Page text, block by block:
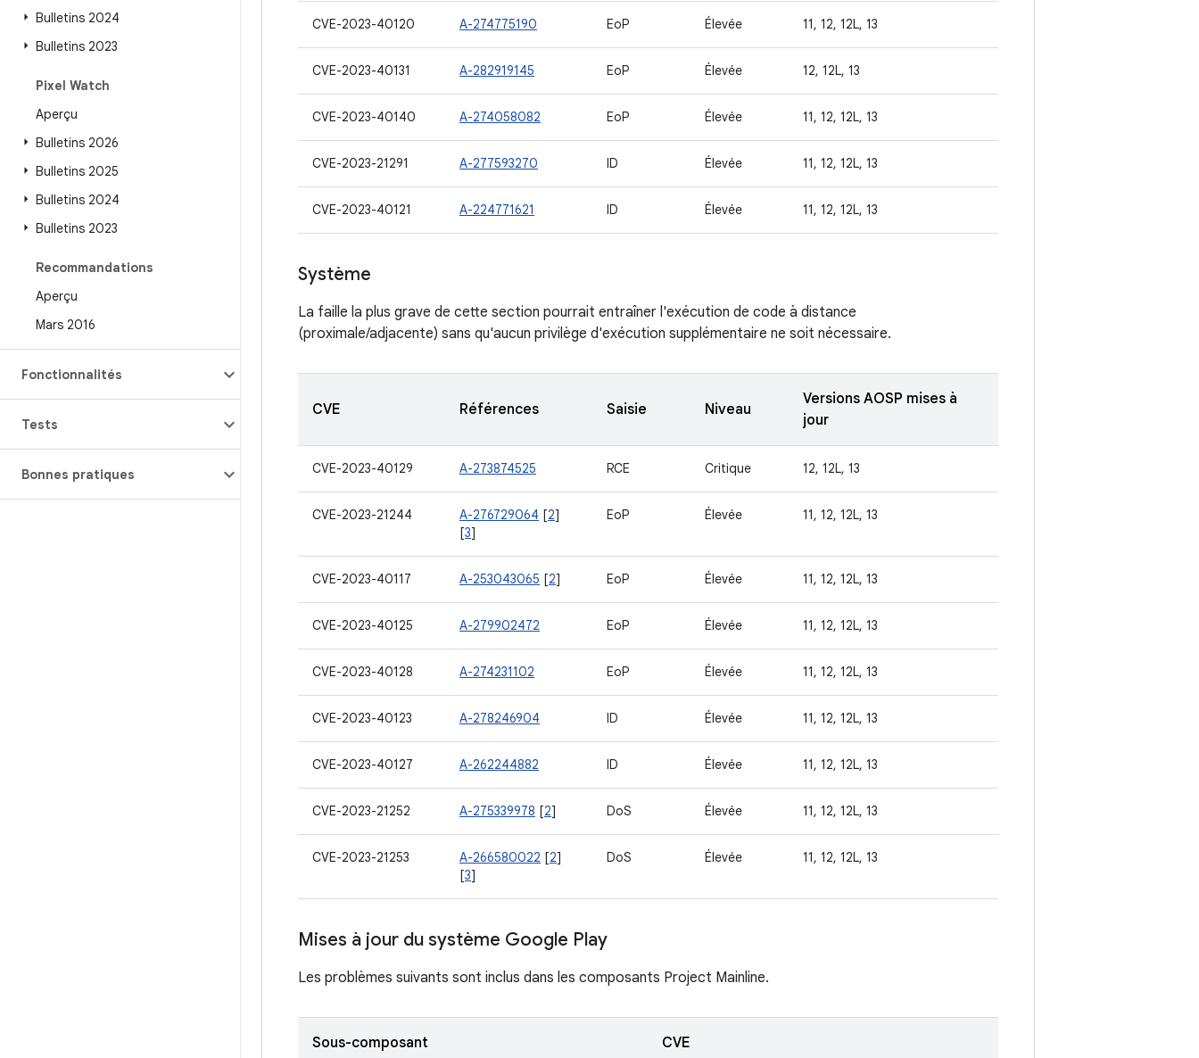
Bulletins 2024
Bulletins 2023
Pixel Watch
Aperçu
Bulletins 2026
Bulletins 2025
Bulletins 2024
Bulletins 2023
Recommandations
Aperçu
Mars 2016
Fonctionnalités
Tests
Bonnes pratiques
CVE-2023-40120 A-274775190 EoP Élevée 11, 12, 12L, 13
CVE-2023-40131 A-282919145 EoP Élevée 12, 12L, 13
CVE-2023-40140 A-274058082 EoP Élevée 11, 12, 12L, 13
CVE-2023-21291 A-277593270 ID Élevée 11, 12, 12L, 13
CVE-2023-40121 A-224771621 ID Élevée 11, 12, 12L, 13
Système
La faille la plus grave de cette section pourrait entraîner l'exécution de code à distance
(proximale/adjacente) sans qu'aucun privilège d'exécution supplémentaire ne soit nécessaire.
CVE Références Saisie Niveau
Versions AOSP mises à
jour
CVE-2023-40129 A-273874525 RCE Critique 12, 12L, 13
CVE-2023-21244 A-276729064 [2]
[3]
EoP Élevée 11, 12, 12L, 13
CVE-2023-40117 A-253043065 [2] EoP Élevée 11, 12, 12L, 13
CVE-2023-40125 A-279902472 EoP Élevée 11, 12, 12L, 13
CVE-2023-40128 A-274231102 EoP Élevée 11, 12, 12L, 13
CVE-2023-40123 A-278246904 ID Élevée 11, 12, 12L, 13
CVE-2023-40127 A-262244882 ID Élevée 11, 12, 12L, 13
CVE-2023-21252 A-275339978 [2] DoS Élevée 11, 12, 12L, 13
CVE-2023-21253 A-266580022 [2]
[3]
DoS Élevée 11, 12, 12L, 13
Mises à jour du système Google Play
Les problèmes suivants sont inclus dans les composants Project Mainline.
Sous-composant CVE